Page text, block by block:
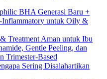
BHA Generasi Baru +
Inflammatory untuk Oily &
Treatment Aman untuk Ibu
Gentle Peeling, dan
Trimester-Based
Sering Disalahartikan